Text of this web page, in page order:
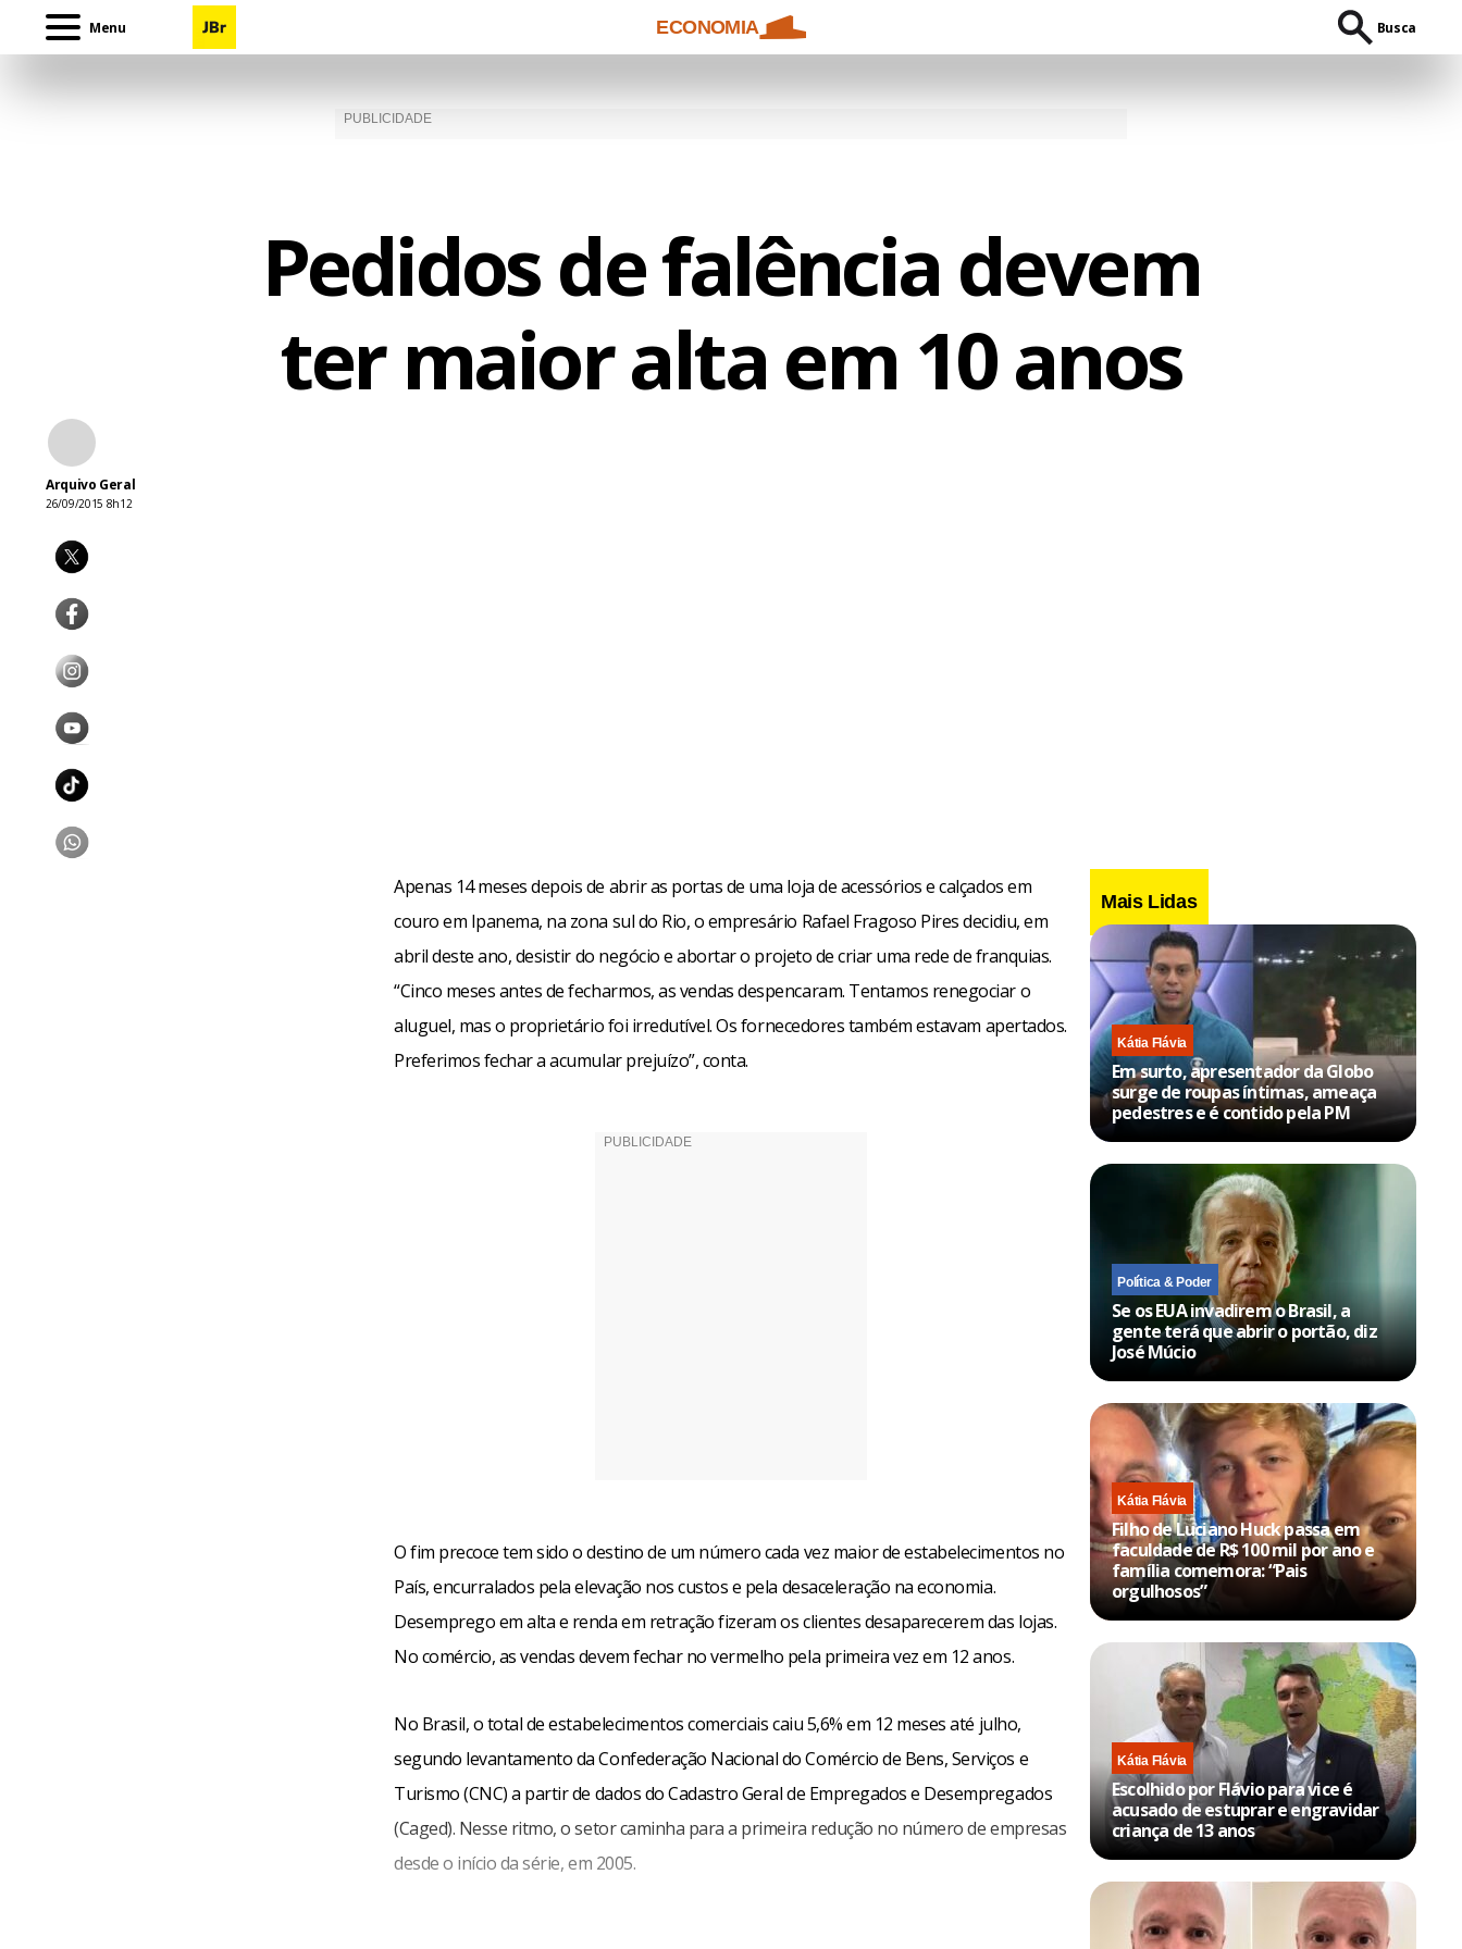
Menu ECONOMIA Busca
Pedidos de falência devem
ter maior alta em 10 anos
Arquivo Geral
26/09/2015 8h12
Apenas 14 meses depois de abrir as portas de uma loja de acessórios e calçados em
couro em Ipanema, na zona sul do Rio, o empresário Rafael Fragoso Pires decidiu, em
abril deste ano, desistir do negócio e abortar o projeto de criar uma rede de franquias.
“Cinco meses antes de fecharmos, as vendas despencaram. Tentamos renegociar o
aluguel, mas o proprietário foi irredutível. Os fornecedores também estavam apertados.
Preferimos fechar a acumular prejuízo”, conta.
O fim precoce tem sido o destino de um número cada vez maior de estabelecimentos no
País, encurralados pela elevação nos custos e pela desaceleração na economia.
Desemprego em alta e renda em retração fizeram os clientes desaparecerem das lojas.
No comércio, as vendas devem fechar no vermelho pela primeira vez em 12 anos.
No Brasil, o total de estabelecimentos comerciais caiu 5,6% em 12 meses até julho,
segundo levantamento da Confederação Nacional do Comércio de Bens, Serviços e
Turismo (CNC) a partir de dados do Cadastro Geral de Empregados e Desempregados
(Caged). Nesse ritmo, o setor caminha para a primeira redução no número de empresas
desde o início da série, em 2005.
Mais Lidas
Kátia Flávia
Em surto, apresentador da Globo
surge de roupas íntimas, ameaça
pedestres e é contido pela PM
Política & Poder
Se os EUA invadirem o Brasil, a
gente terá que abrir o portão, diz
José Múcio
Kátia Flávia
Filho de Luciano Huck passa em
faculdade de R$ 100 mil por ano e
família comemora: “Pais
orgulhosos”
Kátia Flávia
Escolhido por Flávio para vice é
acusado de estuprar e engravidar
criança de 13 anos